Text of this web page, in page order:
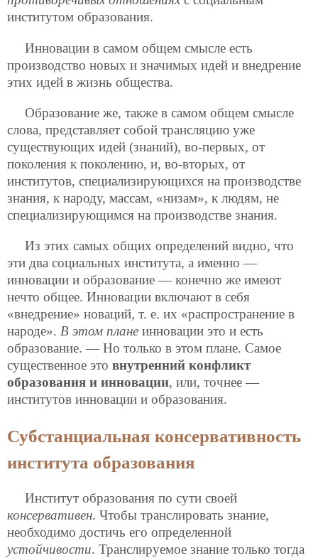
институтом образования.
Инновации в самом общем смысле есть
производство новых и значимых идей и внедрение
этих идей в жизнь общества.
Образование же, также в самом общем смысле
слова, представляет собой трансляцию уже
существующих идей (знаний), во-первых, от
поколения к поколению, и, во-вторых, от
институтов, специализирующихся на производстве
знания, к народу, массам, «низам», к людям, не
специализирующимся на производстве знания.
Из этих самых общих определений видно, что
эти два социальных института, а именно —
инновации и образование — конечно же имеют
нечто общее. Инновации включают в себя
«внедрение» новаций, т. е. их «распространение в
народе». В этом плане инновации это и есть
образование. — Но только в этом плане. Самое
существенное это внутренний конфликт
образования и инновации, или, точнее —
институтов инновации и образования.
Субстанциальная консервативность
института образования
Институт образования по сути своей
консервативен. Чтобы транслировать знание,
необходимо достичь его определенной
устойчивости. Транслируемое знание только тогда